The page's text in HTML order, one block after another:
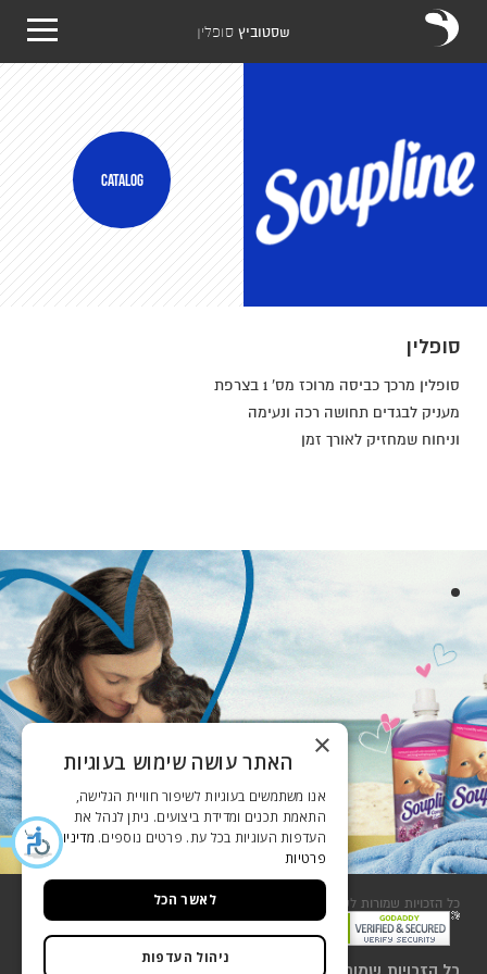
שסטוביץ סופלין
CATALOG
סופלין
סופלין מרכך כביסה מרוכז מס' 1 בצרפת
מעניק לבגדים תחושה רכה ונעימה
וניחוח שמחזיק לאורך זמן
כל הזכויות שמורות לשסטוביץ 2018
× האתר עושה שימוש בעוגיות
אנו משתמשים בעוגיות לשיפור חוויית הגלישה,
התאמת תכנים ומדידת ביצועים. ניתן לנהל את
העדפות העוגיות בכל עת. פרטים נוספים. מדיניות
פרטיות
לאשר הכל
ניהול העדפות